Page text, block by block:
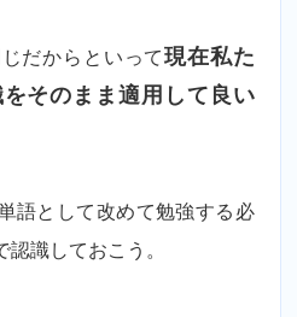
だからといって現在私た
そのまま適用して良い
語として改めて勉強する必
識しておこう。